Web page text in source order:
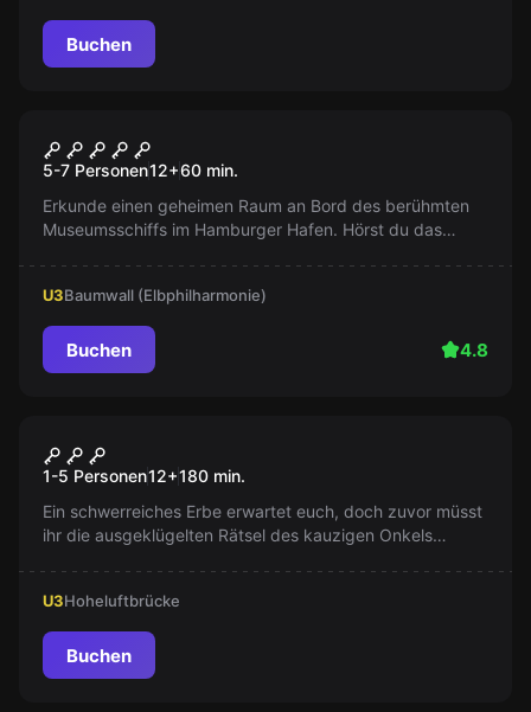
Buchen
Der Fluch des Neptun
5-7 Personen12+60 min.
Erkunde einen geheimen Raum an Bord des berühmten
Museumsschiffs im Hamburger Hafen. Hörst du das
der Elbe!
U3Baumwall (Elbphilharmonie)
Buchen 4.8
Neu
Die Millionenhatz
1-5 Personen12+180 min.
Ein schwerreiches Erbe erwartet euch, doch zuvor müsst
ihr die ausgeklügelten Rätsel des kauzigen Onkels
faszinierende Welt der Hamburger Speicherstadt. Seid
ihr der Herausforderung gewachsen?
U3Hoheluftbrücke
Buchen